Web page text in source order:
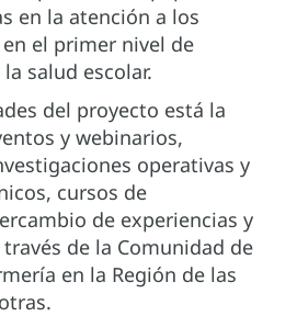
en la atención a los
el primer nivel de
salud escolar.
del proyecto está la
y webinarios,
operativas y
cursos de
de experiencias y
de la Comunidad de
en la Región de las